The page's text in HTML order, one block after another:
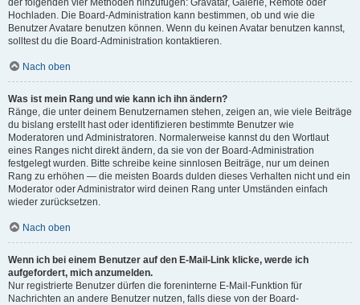
der folgenden vier Methoden hinzufügen: Gravatar, Galerie, Remote oder
Hochladen. Die Board-Administration kann bestimmen, ob und wie die
Benutzer Avatare benutzen können. Wenn du keinen Avatar benutzen kannst,
solltest du die Board-Administration kontaktieren.
Nach oben
Was ist mein Rang und wie kann ich ihn ändern?
Ränge, die unter deinem Benutzernamen stehen, zeigen an, wie viele Beiträge
du bislang erstellt hast oder identifizieren bestimmte Benutzer wie
Moderatoren und Administratoren. Normalerweise kannst du den Wortlaut
eines Ranges nicht direkt ändern, da sie von der Board-Administration
festgelegt wurden. Bitte schreibe keine sinnlosen Beiträge, nur um deinen
Rang zu erhöhen — die meisten Boards dulden dieses Verhalten nicht und ein
Moderator oder Administrator wird deinen Rang unter Umständen einfach
wieder zurücksetzen.
Nach oben
Wenn ich bei einem Benutzer auf den E-Mail-Link klicke, werde ich
aufgefordert, mich anzumelden.
Nur registrierte Benutzer dürfen die foreninterne E-Mail-Funktion für
Nachrichten an andere Benutzer nutzen, falls diese von der Board-